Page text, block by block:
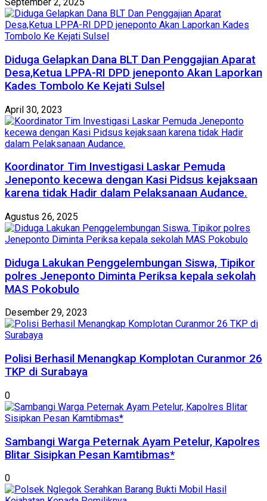
Diduga Gelapkan Dana BLT Dan Penggajian Aparat
Desa,Ketua LPPA-RI DPD jeneponto Akan Laporkan
Kades Tombolo Ke Kejati Sulsel
April 30, 2023
Koordinator Tim Investigasi Laskar Pemuda
Jeneponto kecewa dengan Kasi Pidsus kejaksaan
karena tidak Hadir dalam Pelaksanaan Audance.
Agustus 26, 2025
Diduga Lakukan Penggelembungan Siswa, Tipikor
polres Jeneponto Diminta Periksa kepala sekolah
MAS Pokobulo
Desember 29, 2023
Polisi Berhasil Menangkap Komplotan Curanmor 26
TKP di Surabaya
0
Sambangi Warga Peternak Ayam Petelur, Kapolres
Blitar Sisipkan Pesan Kamtibmas*
0